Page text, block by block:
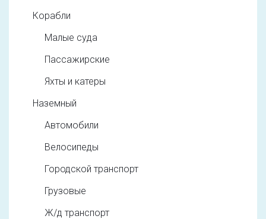
Корабли
Малые суда
Пассажирские
Яхты и катеры
Наземный
Автомобили
Велосипеды
Городской транспорт
Грузовые
Ж/д транспорт